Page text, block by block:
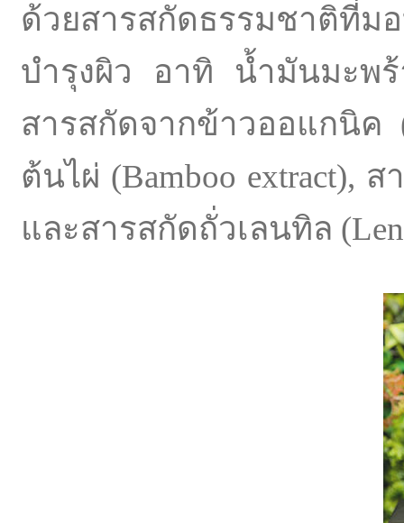
ด้วยสารสกัดธรรมชาติที่
บำรุงผิว อาทิ น้ำมันมะพร้
สารสกัดจากข้าวออแกนิค
ต้นไผ่ (Bamboo extract),
และสารสกัดถั่วเลนทิล